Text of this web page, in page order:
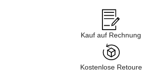
Kauf auf Rechnung
Kostenlose Retoure